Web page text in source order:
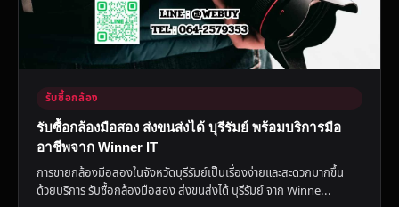
รับซื้อกล้อง
รับซื้อกล้องมือสอง ส่งขนส่งได้ บุรีรัมย์ พร้อมบริการมือ
อาชีพจาก Winner IT
การขายกล้องมือสองในจังหวัดบุรีรัมย์เป็นเรื่องง่ายและสะดวกมากขึ้น
ด้วยบริการ รับซื้อกล้องมือสอง ส่งขนส่งได้ บุรีรัมย์ จาก Winne...